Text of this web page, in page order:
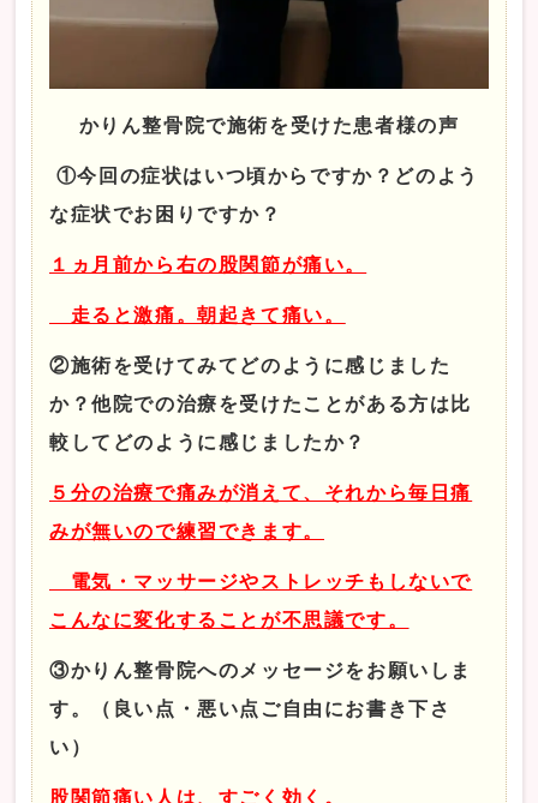
かりん整骨院で施術を受けた患者様の声
①今回の症状はいつ頃からですか？どのよう
な症状でお困りですか？
１ヵ月前から右の股関節が痛い。
走ると激痛。朝起きて痛い。
②施術を受けてみてどのように感じました
か？他院での治療を受けたことがある方は比
較してどのように感じましたか？
５分の治療で痛みが消えて、それから毎日痛
みが無いので練習できます。
電気・マッサージやストレッチもしないで
こんなに変化することが不思議です。
③かりん整骨院へのメッセージをお願いしま
す。（良い点・悪い点ご自由にお書き下さ
い）
股関節痛い人は、すごく効く。